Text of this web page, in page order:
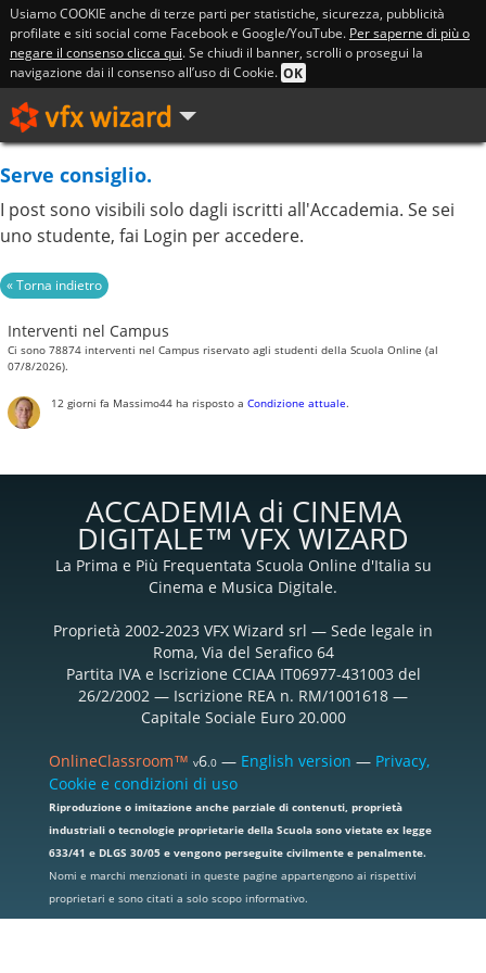
Usiamo COOKIE anche di terze parti per statistiche, sicurezza, pubblicità
profilate e siti social come Facebook e Google/YouTube. Per saperne di più o
negare il consenso clicca qui. Se chiudi il banner, scrolli o prosegui la
navigazione dai il consenso all’uso di Cookie. OK
Serve consiglio.
I post sono visibili solo dagli iscritti all'Accademia. Se sei
uno studente, fai Login per accedere.
Interventi nel Campus
Ci sono 78874 interventi nel Campus riservato agli studenti della Scuola Online (al
07/8/2026).
12 giorni fa Massimo44ha risposto a Condizione attuale.
ACCADEMIA di CINEMA
DIGITALE™ VFX WIZARD
La Prima e Più Frequentata Scuola Online d'Italia su
Cinema e Musica Digitale.
Proprietà 2002-2023 VFX Wizard srl — Sede legale in
Roma, Via del Serafico 64
Partita IVA e Iscrizione CCIAA IT06977-431003 del
26/2/2002 — Iscrizione REA n. RM/1001618 —
Capitale Sociale Euro 20.000
OnlineClassroom™ v6.0— English version — Privacy,
Cookie e condizioni di uso
Riproduzione o imitazione anche parziale di contenuti, proprietà
industriali o tecnologie proprietarie della Scuola sono vietate ex legge
633/41 e DLGS 30/05 e vengono perseguite civilmente e penalmente.
Nomi e marchi menzionati in queste pagine appartengono ai rispettivi
proprietari e sono citati a solo scopo informativo.